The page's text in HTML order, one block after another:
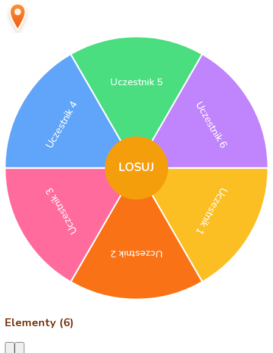
Uczestnik 1
Uczestnik 2
Uczestnik 3
Uczestnik 4
Uczestnik 5
Uczestnik 6
LOSUJ
Elementy (6)